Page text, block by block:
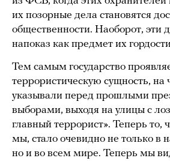
их позорные дела становятся
общественности. Наоборот, эти
напоказ как предмет их
Тем самым государство
террористическую сущность, на
указывали перед прошлыми
выборами, выходя на улицы с
главный террорист». Теперь то,
мы, стало очевидно не только в
но и во всем мире. Теперь мы